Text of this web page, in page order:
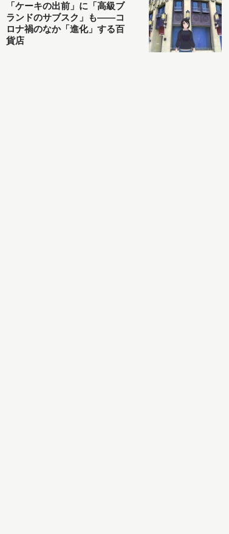
「ケーキの出前」に「高級ブ
ランドのサブスク」も――コ
ロナ禍のなか「進化」する百
貨店